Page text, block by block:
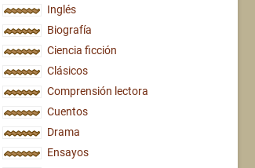
Inglés
Biografía
Ciencia ficción
Clásicos
Comprensión lectora
Cuentos
Drama
Ensayos